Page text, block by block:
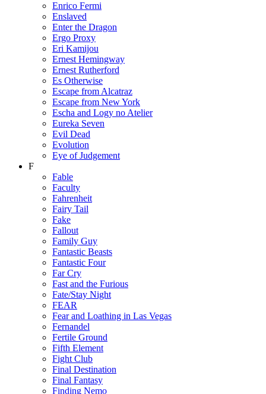
Enrico Fermi
Enslaved
Enter the Dragon
Ergo Proxy
Eri Kamijou
Ernest Hemingway
Ernest Rutherford
Es Otherwise
Escape from Alcatraz
Escape from New York
Escha and Logy no Atelier
Eureka Seven
Evil Dead
Evolution
Eye of Judgement
F
Fable
Faculty
Fahrenheit
Fairy Tail
Fake
Fallout
Family Guy
Fantastic Beasts
Fantastic Four
Far Cry
Fast and the Furious
Fate/Stay Night
FEAR
Fear and Loathing in Las Vegas
Fernandel
Fertile Ground
Fifth Element
Fight Club
Final Destination
Final Fantasy
Finding Nemo